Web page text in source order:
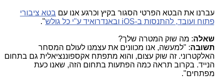
עברנו את הבטא הפרטי הסגור בקיץ וכרגע אנו עםבטא ציבורי
פתוח ועובד, להתנסות ב-iOSובאנדרואיד ע"י כל גולש".
שאלה: מה שוק המטרה שלך?
תשובה: "למעשה, אנו מכוונים את עצמנו לעולם המסחר
האלקטרוני. זה שוק עצום, והוא מתפתח אקספוננציאלית גם בתחום
הנייד. בקרוב תראה כמה הפתעות בתחום הזה, שאנו כעת
מפתחים".